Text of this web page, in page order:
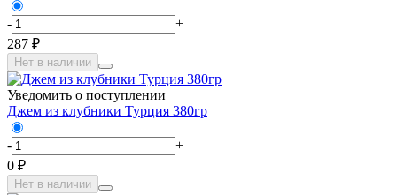
-
+
287 ₽
Нет в наличии
Уведомить о поступлении
Джем из клубники Турция 380гр
-
+
0 ₽
Нет в наличии